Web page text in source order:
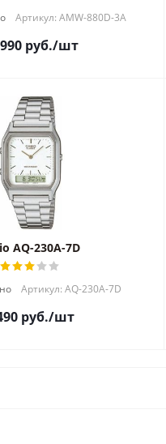
Артикул: AMW-880D-3A
руб./шт
AQ-230A-7D
Артикул: AQ-230A-7D
руб./шт